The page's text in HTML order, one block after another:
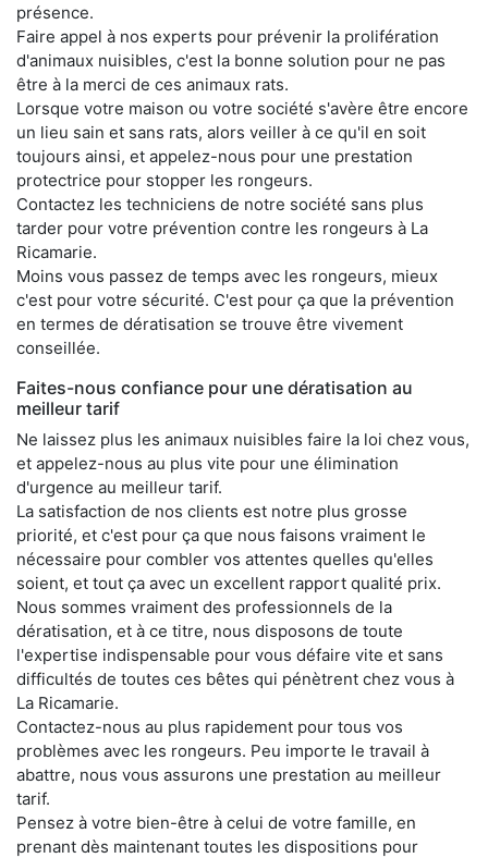
présence.
Faire appel à nos experts pour prévenir la prolifération
d'animaux nuisibles, c'est la bonne solution pour ne pas
être à la merci de ces animaux rats.
Lorsque votre maison ou votre société s'avère être encore
un lieu sain et sans rats, alors veiller à ce qu'il en soit
toujours ainsi, et appelez-nous pour une prestation
protectrice pour stopper les rongeurs.
Contactez les techniciens de notre société sans plus
tarder pour votre prévention contre les rongeurs à La
Ricamarie.
Moins vous passez de temps avec les rongeurs, mieux
c'est pour votre sécurité. C'est pour ça que la prévention
en termes de dératisation se trouve être vivement
conseillée.
Faites-nous confiance pour une dératisation au
meilleur tarif
Ne laissez plus les animaux nuisibles faire la loi chez vous,
et appelez-nous au plus vite pour une élimination
d'urgence au meilleur tarif.
La satisfaction de nos clients est notre plus grosse
priorité, et c'est pour ça que nous faisons vraiment le
nécessaire pour combler vos attentes quelles qu'elles
soient, et tout ça avec un excellent rapport qualité prix.
Nous sommes vraiment des professionnels de la
dératisation, et à ce titre, nous disposons de toute
l'expertise indispensable pour vous défaire vite et sans
difficultés de toutes ces bêtes qui pénètrent chez vous à
La Ricamarie.
Contactez-nous au plus rapidement pour tous vos
problèmes avec les rongeurs. Peu importe le travail à
abattre, nous vous assurons une prestation au meilleur
tarif.
Pensez à votre bien-être à celui de votre famille, en
prenant dès maintenant toutes les dispositions pour